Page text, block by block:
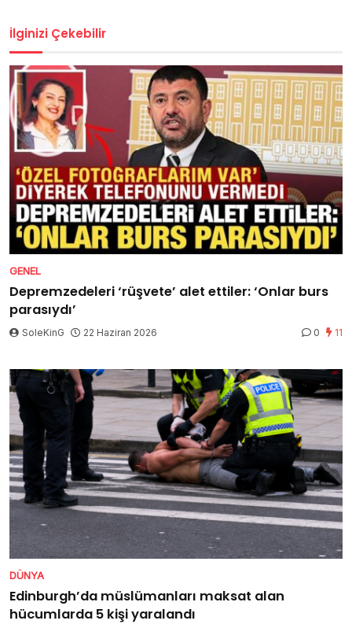
İlginizi Çekebilir
GENEL
Depremzedeleri ‘rüşvete’ alet ettiler: ‘Onlar burs
parasıydı’
SoleKinG 22 Haziran 2026 0 11
DÜNYA
Edinburgh’da müslümanları maksat alan
hücumlarda 5 kişi yaralandı